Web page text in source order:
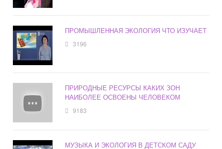
ПРОМЫШЛЕННАЯ ЭКОЛОГИЯ ЧТО ИЗУЧАЕТ
3196
ПРИРОДНЫЕ РЕСУРСЫ КАКИХ ЗОН
НАИБОЛЕЕ ОСВОЕНЫ ЧЕЛОВЕКОМ
9183
МУЗЫКА И ЭКОЛОГИЯ В ДЕТСКОМ САДУ